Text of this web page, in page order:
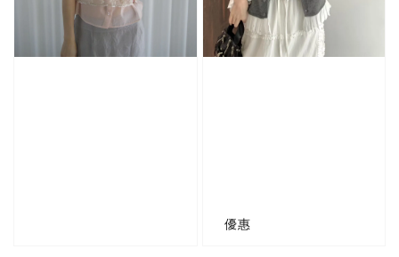
優惠